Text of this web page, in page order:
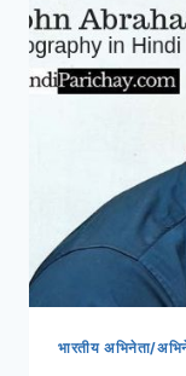
और
की
भारतीय अभिनेता/